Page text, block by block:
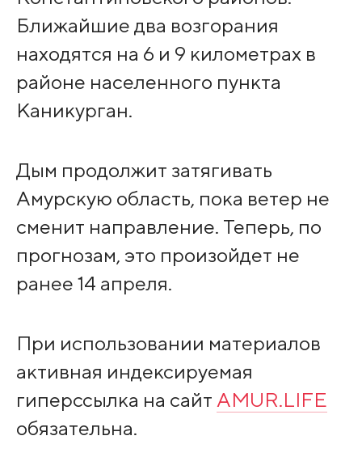
Ближайшие два возгорания
находятся на 6 и 9 километрах в
районе населенного пункта
Каникурган.
Дым продолжит затягивать
Амурскую область, пока ветер не
сменит направление. Теперь, по
прогнозам, это произойдет не
ранее 14 апреля.
При использовании материалов
активная индексируемая
гиперссылка на сайт AMUR.LIFE
обязательна.